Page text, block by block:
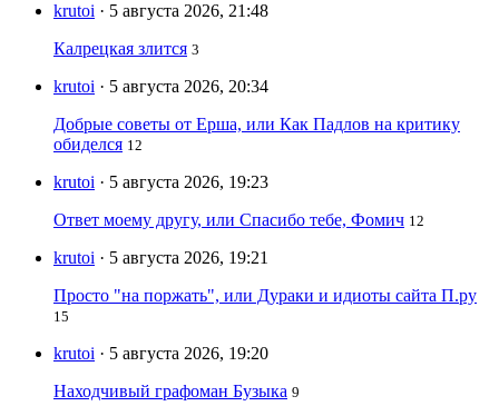
krutoi · 5 августа 2026, 21:48
Калрецкая злится 3
krutoi · 5 августа 2026, 20:34
Добрые советы от Ерша, или Как Падлов на критику
обиделся 12
krutoi · 5 августа 2026, 19:23
Ответ моему другу, или Спасибо тебе, Фомич 12
krutoi · 5 августа 2026, 19:21
Просто "на поржать", или Дураки и идиоты сайта П.ру
15
krutoi · 5 августа 2026, 19:20
Находчивый графоман Бузыка 9